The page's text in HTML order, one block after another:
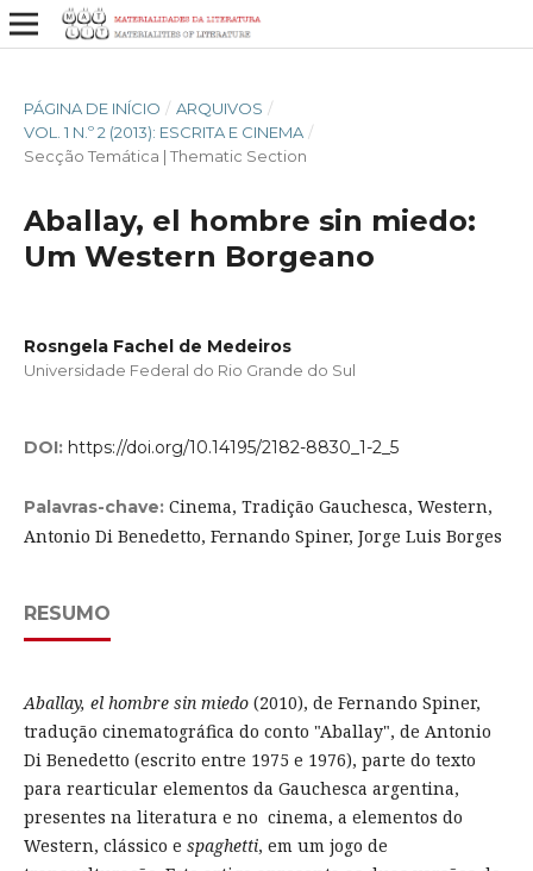
PÁGINA DE INÍCIO / ARQUIVOS /
VOL. 1 N.º 2 (2013): ESCRITA E CINEMA /
Secção Temática | Thematic Section
Aballay, el hombre sin miedo:
Um Western Borgeano
Rosngela Fachel de Medeiros
Universidade Federal do Rio Grande do Sul
DOI: https://doi.org/10.14195/2182-8830_1-2_5
Palavras-chave: Cinema, Tradição Gauchesca, Western,
Antonio Di Benedetto, Fernando Spiner, Jorge Luis Borges
RESUMO
Aballay, el hombre sin miedo (2010), de Fernando Spiner,
tradução cinematográfica do conto "Aballay", de Antonio
Di Benedetto (escrito entre 1975 e 1976), parte do texto
para rearticular elementos da Gauchesca argentina,
presentes na literatura e no cinema, a elementos do
Western, clássico e spaghetti, em um jogo de